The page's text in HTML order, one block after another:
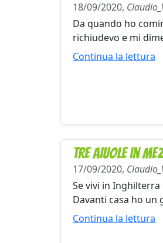
18/09/2020,
Da quando ho
richiudevo e mi
Continua la lettura
Tre aiuole in
17/09/2020,
Se vivi in
Davanti casa ho
Continua la lettura